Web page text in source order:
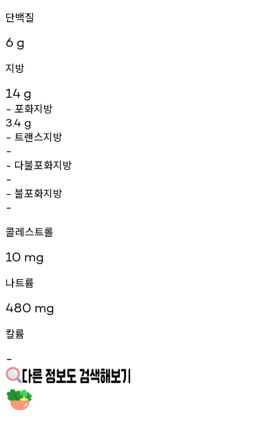
단백질
6 g
지방
14 g
- 포화지방
3.4 g
- 트랜스지방
-
- 다불포화지방
-
- 불포화지방
-
콜레스트롤
10 mg
나트륨
480 mg
칼륨
-